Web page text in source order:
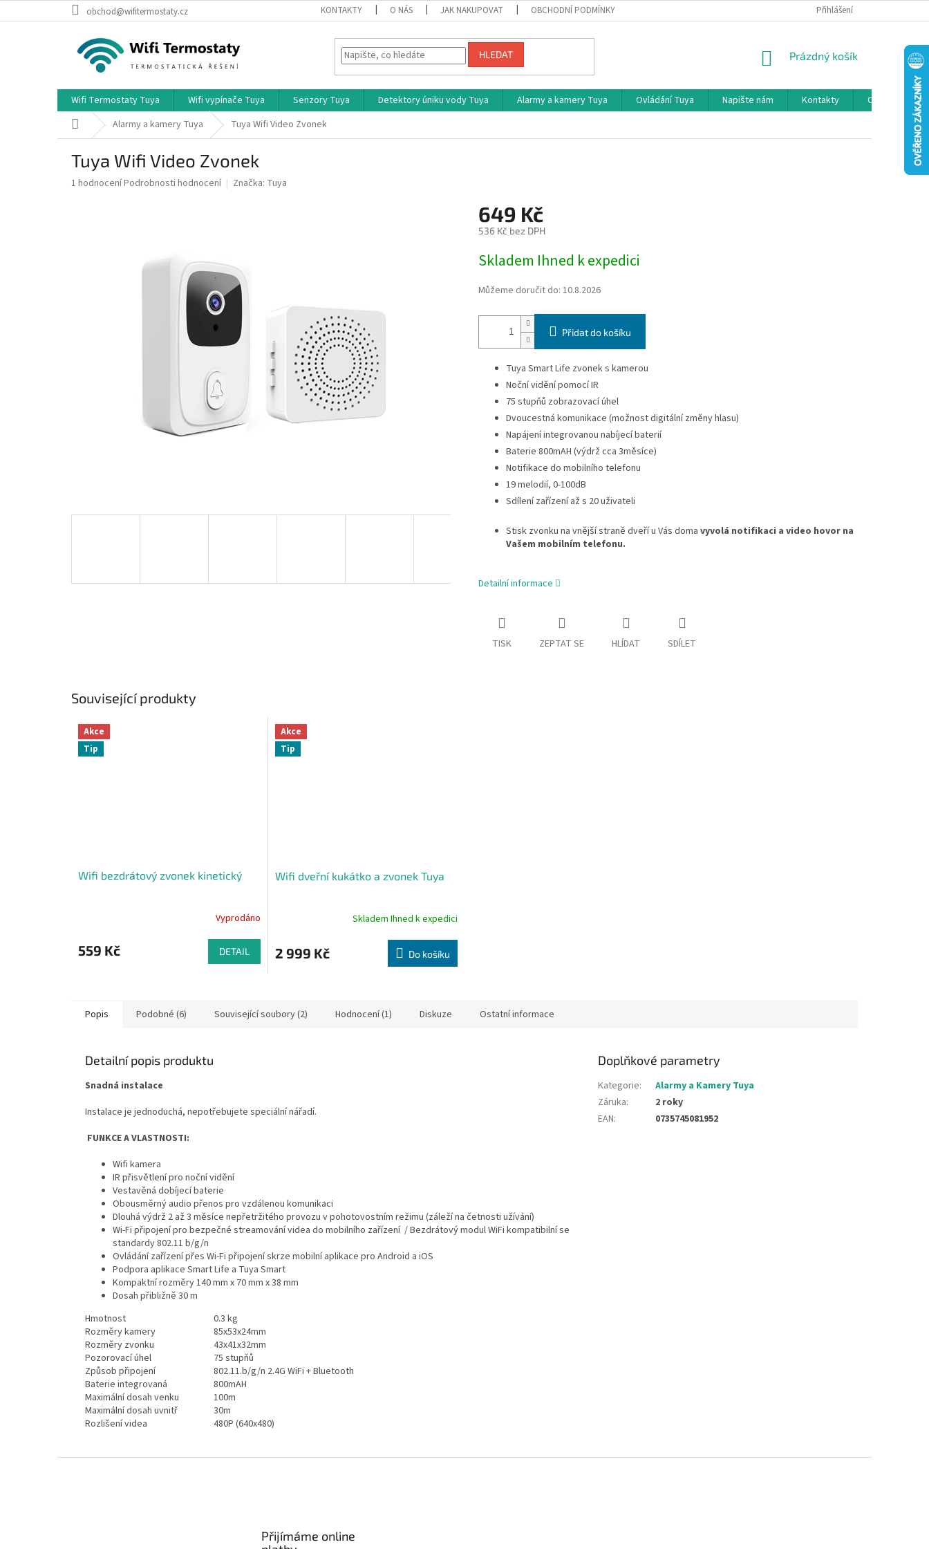
na
obchod@wifitermostaty.cz KONTAKTY O NÁS JAK NAKUPOVAT OBCHODNÍ PODMÍNKY INFORMACE O OBJEDNÁVCE / VRÁCENÍ ZBOŽÍ / ODSTOUPENÍ
Přihlášení
HLEDAT
NÁKUPNÍ
Prázdný košík
Wifi Termostaty Tuya Wifi vypínače Tuya Senzory Tuya Detektory úniku vody Tuya Alarmy a kamery Tuya Ovládání Tuya Napište nám Kontakty O nás
Domů Alarmy a kamery Tuya Tuya Wifi Video Zvonek
Tuya Wifi Video Zvonek
Průměrné
1 hodnoceníPodrobnosti hodnocení Značka: Tuya
649 Kč
536 Kč bez DPH
cena:
Skladem Ihned k expedici
Můžeme doručit do: 10.8.2026
Přidat do košíku
Tuya Smart Life zvonek s kamerou
Noční vidění pomocí IR
75 stupňů zobrazovací úhel
Dvoucestná komunikace (možnost digitální změny hlasu)
Napájení integrovanou nabíjecí baterií
Baterie 800mAH (výdrž cca 3měsíce)
Notifikace do mobilního telefonu
19 melodií, 0-100dB
Sdílení zařízení až s 20 uživateli
Stisk zvonku na vnější straně dveří u Vás doma vyvolá notifikaci a video hovor na
Vašem mobilním telefonu.
Detailní informace
TISK ZEPTAT SE HLÍDAT SDÍLET
Související produkty
Akce
Tip
Wifi bezdrátový zvonek kinetický
produktu
je
hvězdiček.
Vyprodáno
559 Kč DETAIL
Akce
Tip
Wifi dveřní kukátko a zvonek Tuya
produktu
je
hvězdiček.
Skladem Ihned k expedici
2 999 Kč Do košíku
Popis Podobné (6) Související soubory (2) Hodnocení (1) Diskuze Ostatní informace
Detailní popis produktu
Snadná instalace
Instalace je jednoduchá, nepotřebujete speciální nářadí.
FUNKCE A VLASTNOSTI:
Wifi kamera
IR přisvětlení pro noční vidění
Vestavěná dobíjecí baterie
Obousměrný audio přenos pro vzdálenou komunikaci
Dlouhá výdrž 2 až 3 měsíce nepřetržitého provozu v pohotovostním režimu (záleží na četnosti užívání)
Wi-Fi připojení pro bezpečné streamování videa do mobilního zařízení / Bezdrátový modul WiFi kompatibilní se
standardy 802.11 b/g/n
Ovládání zařízení přes Wi-Fi připojení skrze mobilní aplikace pro Android a iOS
Podpora aplikace Smart Life a Tuya Smart
Kompaktní rozměry 140 mm x 70 mm x 38 mm
Dosah přibližně 30 m
Hmotnost
0.3 kg
Rozměry kamery
85x53x24mm
Rozměry zvonku
43x41x32mm
Pozorovací úhel
75 stupňů
Způsob připojení
802.11.b/g/n 2.4G WiFi + Bluetooth
Baterie integrovaná
800mAH
Maximální dosah venku
100m
Maximální dosah uvnitř
30m
Rozlišení videa
480P (640x480)
Doplňkové parametry
Kategorie:
Alarmy a Kamery Tuya
Záruka:
2 roky
EAN: 0735745081952
Přijímáme online